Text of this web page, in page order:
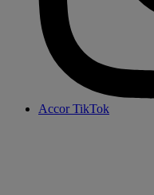
Accor TikTok